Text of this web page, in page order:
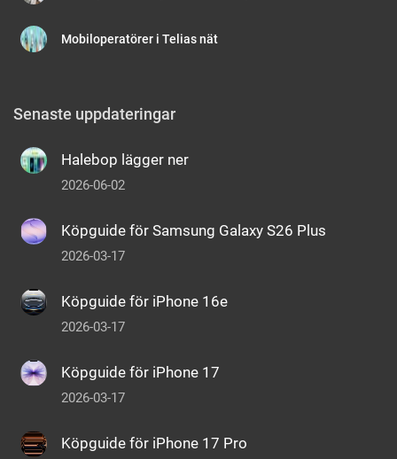
Mobiloperatörer i Telias nät
Senaste uppdateringar
Halebop lägger ner
2026-06-02
Köpguide för Samsung Galaxy S26 Plus
2026-03-17
Köpguide för iPhone 16e
2026-03-17
Köpguide för iPhone 17
2026-03-17
Köpguide för iPhone 17 Pro